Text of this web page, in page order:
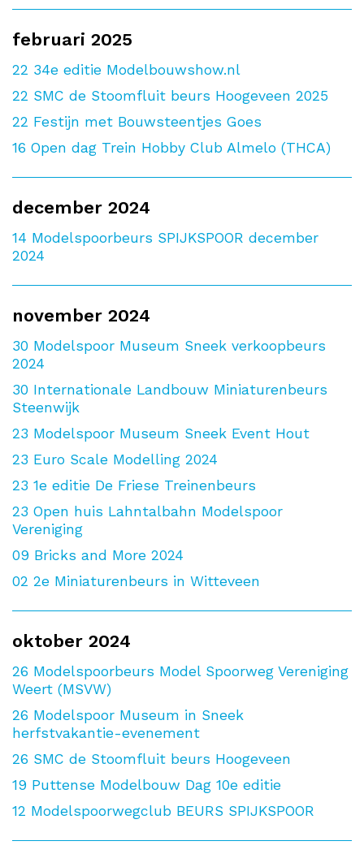
februari 2025
22 34e editie Modelbouwshow.nl
22 SMC de Stoomfluit beurs Hoogeveen 2025
22 Festijn met Bouwsteentjes Goes
16 Open dag Trein Hobby Club Almelo (THCA)
december 2024
14 Modelspoorbeurs SPIJKSPOOR december
2024
november 2024
30 Modelspoor Museum Sneek verkoopbeurs
2024
30 Internationale Landbouw Miniaturenbeurs
Steenwijk
23 Modelspoor Museum Sneek Event Hout
23 Euro Scale Modelling 2024
23 1e editie De Friese Treinenbeurs
23 Open huis Lahntalbahn Modelspoor
Vereniging
09 Bricks and More 2024
02 2e Miniaturenbeurs in Witteveen
oktober 2024
26 Modelspoorbeurs Model Spoorweg Vereniging
Weert (MSVW)
26 Modelspoor Museum in Sneek
herfstvakantie-evenement
26 SMC de Stoomfluit beurs Hoogeveen
19 Puttense Modelbouw Dag 10e editie
12 Modelspoorwegclub BEURS SPIJKSPOOR